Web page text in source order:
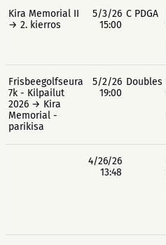
Kira Memorial II
→ 2. kierros
5/3/26
15:00
C PDGA
Frisbeegolfseura
7k - Kilpailut
2026 → Kira
Memorial -
parikisa
5/2/26
19:00
Doubles
4/26/26
13:48